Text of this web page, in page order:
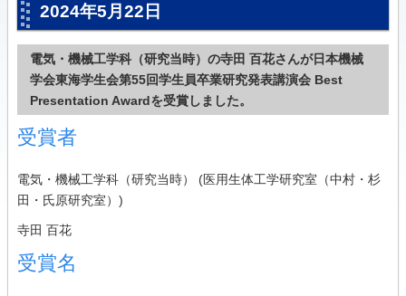
2024年5月22日
電気・機械工学科（研究当時）の寺田 百花さんが日本機械
学会東海学生会第55回学生員卒業研究発表講演会 Best
Presentation Awardを受賞しました。
受賞者
電気・機械工学科（研究当時） (医用生体工学研究室（中村・杉
田・氏原研究室）)
寺田 百花
受賞名